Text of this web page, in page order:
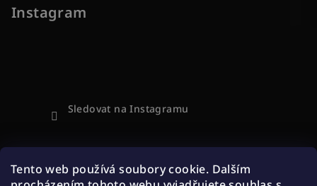
Tento web používá soubory cookie. Dalším
Instagram
Sledovat na Instagramu
Přijímáme online platby